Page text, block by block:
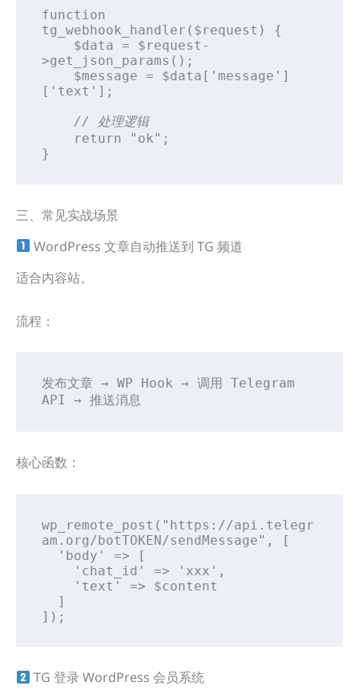
function
tg_webhook_handler($request) {
>get_json_params();
['text'];
// 处理逻辑
}
三、常见实战场景
WordPress 文章自动推送到 TG 频道
适合内容站。
流程：
发布文章 → WP Hook → 调用 Telegram
API → 推送消息
核心函数：
wp_remote_post("https://api.telegr
am.org/botTOKEN/sendMessage", [
]);
TG 登录 WordPress 会员系统